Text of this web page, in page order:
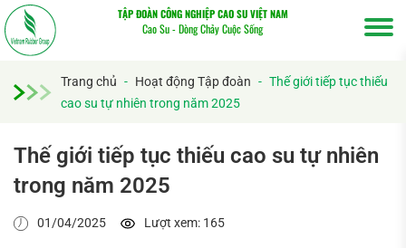
TẬP ĐOÀN CÔNG NGHIỆP CAO SU VIỆT NAM
Cao Su - Dòng Chảy Cuộc Sống
Trang chủ - Hoạt động Tập đoàn - Thế giới tiếp tục thiếu
cao su tự nhiên trong năm 2025
Thế giới tiếp tục thiếu cao su tự nhiên
trong năm 2025
01/04/2025 Lượt xem: 165